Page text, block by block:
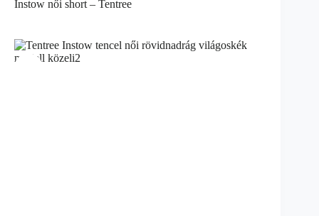
Instow női short – Tentree